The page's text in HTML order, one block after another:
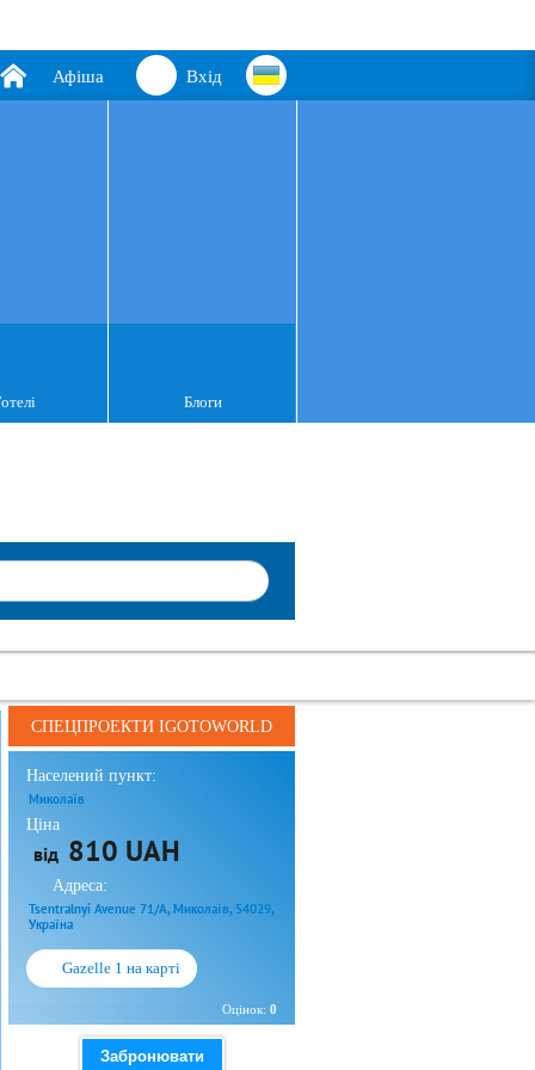
Вхід
Афіша
Блоги
СПЕЦПРОЕКТИ IGOTOWORLD
Населений пункт:
Миколаїв
Ціна
від 810 UAH
Адреса:
Tsentralnyi Avenue 71/A, Миколаїв, 54029,
Україна
Gazelle 1 на карті
Оцінок: 0
Забронювати